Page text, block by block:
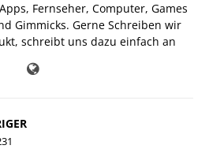
Fernseher, Computer, Games
Gimmicks. Gerne Schreiben wir
schreibt uns dazu einfach an